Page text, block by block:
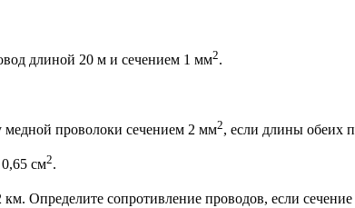
длиной 20 м и сечением 1 мм2.
медной проволоки сечением 2 мм2, если длины обеих
см2.
Определите сопротивление проводов, если